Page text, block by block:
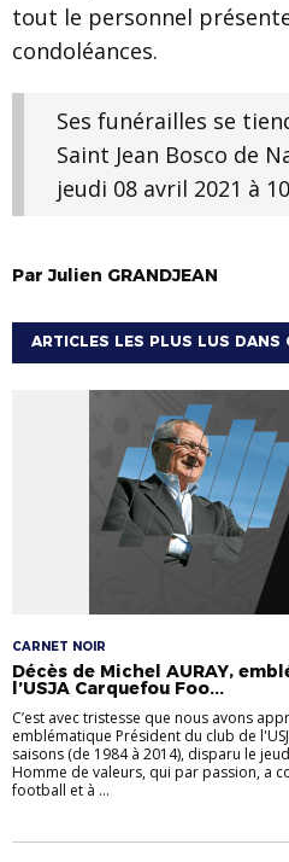
tout le personnel
condoléances.
Ses funérailles se
Saint Jean Bosco de
jeudi 08 avril 2021 à
ParJulien GRANDJEAN
ARTICLES LES PLUS LUS DANS
CARNET NOIR
Décès de Michel AURAY,
l’USJA Carquefou Foo...
C’est avec tristesse que nous avons
emblématique Président du club de
saisons (de 1984 à 2014), disparu le
Homme de valeurs, qui par passion, a
football et à ...